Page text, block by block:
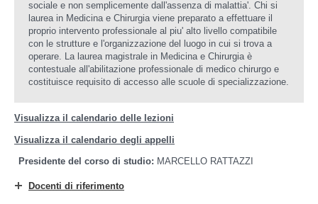
sociale e non semplicemente dall'assenza di malattia'. Chi si
laurea in Medicina e Chirurgia viene preparato a effettuare il
proprio intervento professionale al piu' alto livello compatibile
con le strutture e l'organizzazione del luogo in cui si trova a
operare. La laurea magistrale in Medicina e Chirurgia è
contestuale all'abilitazione professionale di medico chirurgo e
costituisce requisito di accesso alle scuole di specializzazione.
Visualizza il calendario delle lezioni
Visualizza il calendario degli appelli
Presidente del corso di studio: MARCELLO RATTAZZI
Docenti di riferimento